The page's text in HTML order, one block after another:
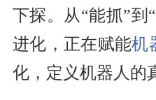
下探。从“能抓”到
进化，正在赋能机
化，定义机器人的